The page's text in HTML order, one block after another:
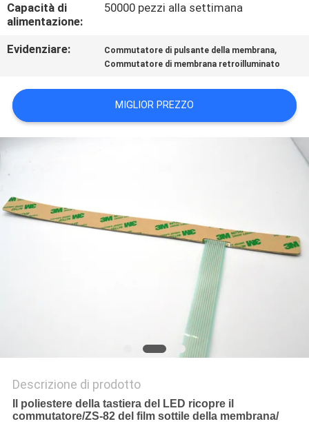
MAPPA
DEL
POLITICA
SULLA
PRIVACY
Capacità di
alimentazione:
50000 pezzi alla settimana
Evidenziare: Commutatore di pulsante della membrana,
Commutatore di membrana retroilluminato
MIGLIOR PREZZO
Descrizione di prodotto
Il poliestere della tastiera del LED ricopre il
commutatore/ZS-82 del film sottile della membrana/